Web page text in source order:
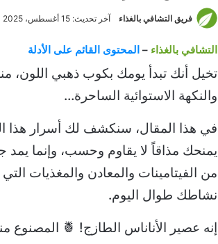
فريق التشافي بالغذاء آخر تحديث: 15 أغسطس، 2025
التشافي بالغذاء – المحتوى القائم على الأدلة
تخيل أنك تبدأ يومك بكوب ذهبي اللون،
والنكهة الاستوائية الساحرة…
في هذا المقال، سنكشف لك أسرار هذا
يمنحك مذاقاً لا يقاوم وحسب، وإنما
من الفيتامينات والمعادن والمغذيات
نشاطك طوال اليوم.
إنه عصير الأناناس الطازج! 🍍 المصنوع